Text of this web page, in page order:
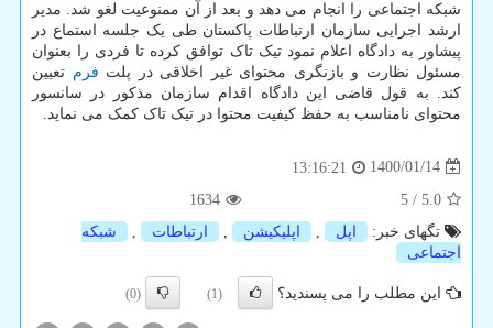
شبکه اجتماعی را انجام می دهد و بعد از آن ممنوعیت لغو شد. مدیر
ارشد اجرایی سازمان ارتباطات پاکستان طی یک جلسه استماع در
پیشاور به دادگاه اعلام نمود تیک تاک توافق کرده تا فردی را بعنوان
مسئول نظارت و بازنگری محتوای غیر اخلاقی در پلت فرم تعیین
کند. به قول قاضی این دادگاه اقدام سازمان مذکور در سانسور
محتوای نامناسب به حفظ کیفیت محتوا در تیک تاک کمک می نماید.
1400/01/14
13:16:21
5.0
/
5
1634
تگهای خبر:
اپل , اپلیكیشن , ارتباطات ,
شبكه
اجتماعی
این مطلب را می پسندید؟ (1)
(0)